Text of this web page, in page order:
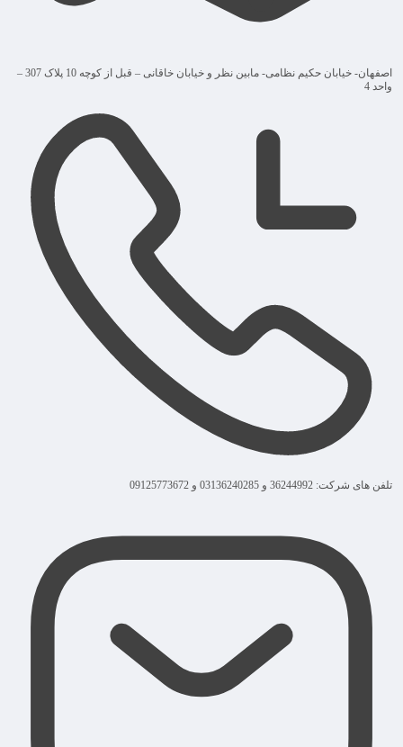
اصفهان- خیابان حکیم نظامی- مابین نظر و خیابان خاقانی – قبل از کوچه 10 پلاک 307 –
واحد 4
تلفن های شرکت: 36244992 و 03136240285 و 09125773672